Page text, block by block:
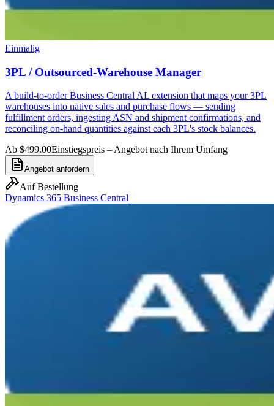
Einmalig
3PL / Outsourced-Warehouse Manager
A build-to-order Business Central AL extension that maps your 3PL
warehouses into native sales and purchase flows — sending
fulfillment orders, ingesting ASN and shipment confirmations, and
reconciling on-hand quantities against each 3PL's stock balances.
Ab $499.00Einstiegspreis – Angebot nach Ihrem Umfang
Angebot anfordern
Auf Bestellung
Dynamics 365 Business Central